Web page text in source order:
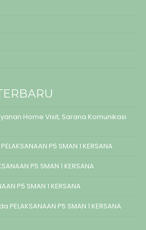
Home Visit, Sarana Komunikasi
PELAKSANAAN P5 SMAN 1 KERSANA
P5 SMAN 1 KERSANA
P5 SMAN 1 KERSANA
PELAKSANAAN P5 SMAN 1 KERSANA